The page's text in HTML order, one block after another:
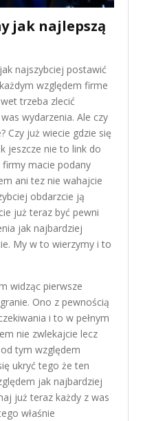
jak najlepszą
najszybciej postawić
względem firme
trzeba zlecić
wydarzenia. Ale czy
Czy już wiecie gdzie się
jeszcze nie to link do
macie podany
ani tez nie wahajcie
obdarzcie ją
już teraz być pewni
jak najbardziej
My w to wierzymy i to
widząc pierwsze
Ono z pewnością
i to w pełnym
nie zwlekajcie lecz
tym względem
ukryć tego że ten
jak najbardziej
już teraz każdy z was
właśnie